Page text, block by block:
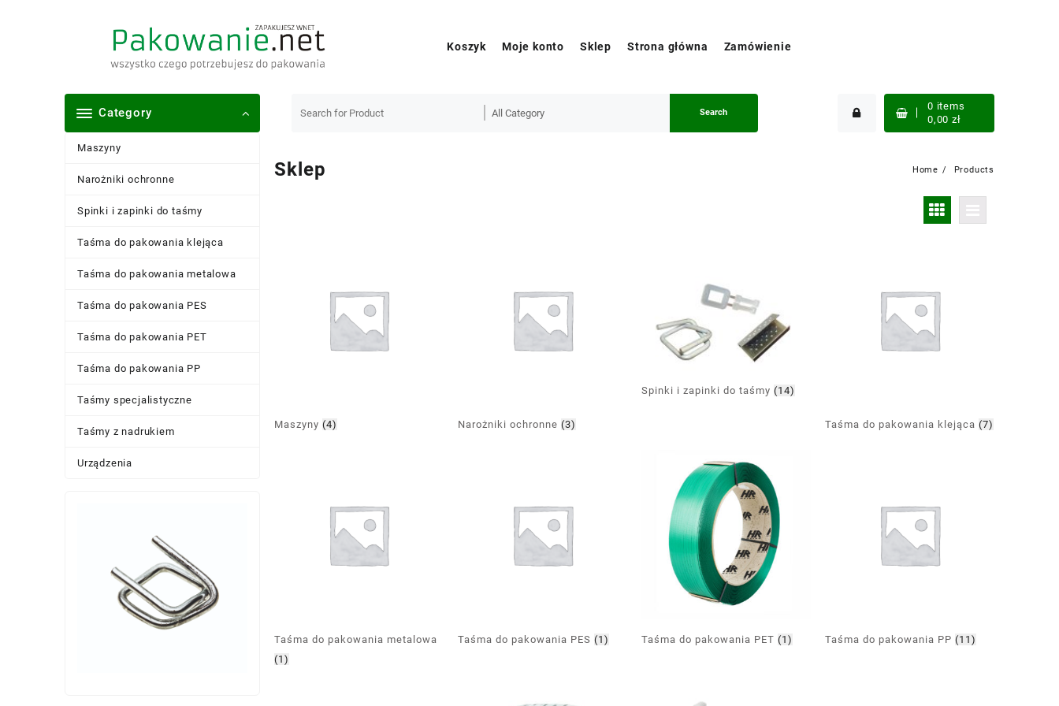
Koszyk Moje konto Sklep Strona główna Zamówienie
Category
Maszyny
Narożniki ochronne
Spinki i zapinki do taśmy
Taśma do pakowania klejąca
Taśma do pakowania metalowa
Taśma do pakowania PES
Taśma do pakowania PET
Taśma do pakowania PP
Taśmy specjalistyczne
Taśmy z nadrukiem
Urządzenia
Search
0 items
0,00 zł
Sklep Home Products
Maszyny (4) Narożniki ochronne (3)
Spinki i zapinki do taśmy (14)
Taśma do pakowania klejąca(7)
Taśma do pakowania metalowa
(1)
Taśma do pakowania PES (1) Taśma do pakowania PET (1) Taśma do pakowania PP(11)